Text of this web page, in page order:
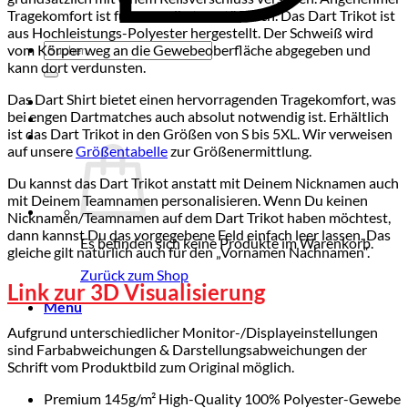
Suchen
nach:
Es befinden sich keine Produkte im Warenkorb.
Zurück zum Shop
Menü
Tragekomfort ist für uns selbstverständlich. Das Dart Trikot ist
aus Hochleistungs-Polyester hergestellt. Der Schweiß wird
vom Körper weg an die Gewebeoberfläche abgegeben und
kann dort verdunsten.
Das Dart Shirt bietet einen hervorragenden Tragekomfort, was
bei engen Dartmatches auch absolut notwendig ist. Erhältlich
ist das Dart Trikot in den Größen von S bis 5XL. Wir verweisen
auf unsereGrößentabellezur Größenermittlung.
Du kannst das Dart Trikot anstatt mit Deinem Nicknamen auch
mit Deinem Teamnamen personalisieren. Wenn Du keinen
Nicknamen/Teamnamen auf dem Dart Trikot haben möchtest,
dann kannst Du das vorgegebene Feld einfach leer lassen. Das
gleiche gilt natürlich auch für den „Vornamen Nachnamen“.
Link zur 3D Visualisierung
Aufgrund unterschiedlicher Monitor-/Displayeinstellungen
sind Farbabweichungen & Darstellungsabweichungen der
Schrift vom Produktbild zum Original möglich.
Premium 145g/m² High-Quality 100% Polyester-Gewebe